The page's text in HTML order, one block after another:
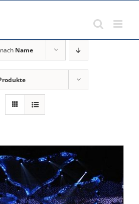
Name